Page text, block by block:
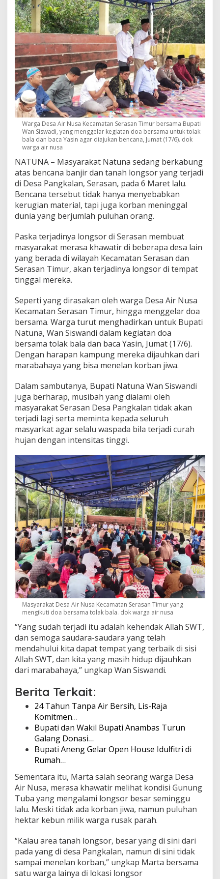
,
W
a
r
g
a
A
i
r
N
u
s
a
G
e
l
D
o
a
B
e
r
s
m
a
A
g
a
i
a
u
h
k
a
n
B
n
c
a
n
a
Warga Desa Air Nusa Kecamatan Serasan Timur bersama Bupati
Wan Siswadi, yang menggelar kegiatan doa bersama untuk tolak
bala dan baca Yasin agar diajukan bencana, Jumat (17/6). dok
warga air nusa
NATUNA – Masyarakat Natuna sedang berkabung
atas bencana banjir dan tanah longsor yang terjadi
di Desa Pangkalan, Serasan, pada 6 Maret lalu.
Bencana tersebut tidak hanya menyebabkan
kerugian material, tapi juga korban meninggal
dunia yang berjumlah puluhan orang.
Paska terjadinya longsor di Serasan membuat
masyarakat merasa khawatir di beberapa desa lain
yang berada di wilayah Kecamatan Serasan dan
Serasan Timur, akan terjadinya longsor di tempat
tinggal mereka.
Seperti yang dirasakan oleh warga Desa Air Nusa
Kecamatan Serasan Timur, hingga menggelar doa
bersama. Warga turut menghadirkan untuk Bupati
Natuna, Wan Siswandi dalam kegiatan doa
bersama tolak bala dan baca Yasin, Jumat (17/6).
Dengan harapan kampung mereka dijauhkan dari
marabahaya yang bisa menelan korban jiwa.
Dalam sambutanya, Bupati Natuna Wan Siswandi
juga berharap, musibah yang dialami oleh
masyarakat Serasan Desa Pangkalan tidak akan
terjadi lagi serta meminta kepada seluruh
masyarkat agar selalu waspada bila terjadi curah
hujan dengan intensitas tinggi.
Masyarakat Desa Air Nusa Kecamatan Serasan Timur yang
mengikuti doa bersama tolak bala. dok warga air nusa
“Yang sudah terjadi itu adalah kehendak Allah SWT,
dan semoga saudara-saudara yang telah
mendahului kita dapat tempat yang terbaik di sisi
Allah SWT, dan kita yang masih hidup dijauhkan
dari marabahaya,” ungkap Wan Siswandi.
Berita Terkait:
24 Tahun Tanpa Air Bersih, Lis-Raja
Komitmen…
Bupati dan Wakil Bupati Anambas Turun
Galang Donasi…
Bupati Aneng Gelar Open House Idulfitri di
Rumah…
Sementara itu, Marta salah seorang warga Desa
Air Nusa, merasa khawatir melihat kondisi Gunung
Tuba yang mengalami longsor besar seminggu
lalu. Meski tidak ada korban jiwa, namun puluhan
hektar kebun milik warga rusak parah.
“Kalau area tanah longsor, besar yang di sini dari
pada yang di desa Pangkalan, namun di sini tidak
sampai menelan korban,” ungkap Marta bersama
satu warga lainya di lokasi longsor